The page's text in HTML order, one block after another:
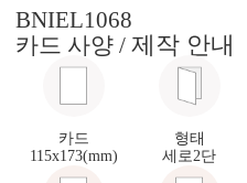
BNIEL1068
카드 사양 / 제작 안내
카드
115x173(mm)
형태
세로2단